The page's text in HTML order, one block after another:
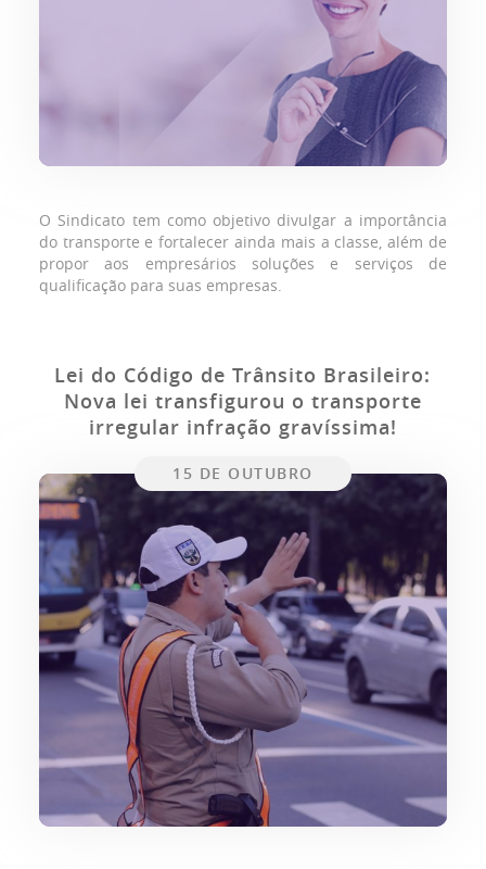
O Sindicato tem como objetivo divulgar a importância
do transporte e fortalecer ainda mais a classe, além de
propor aos empresários soluções e serviços de
qualificação para suas empresas.
Lei do Código de Trânsito Brasileiro:
Nova lei transfigurou o transporte
irregular infração gravíssima!
15 DE OUTUBRO